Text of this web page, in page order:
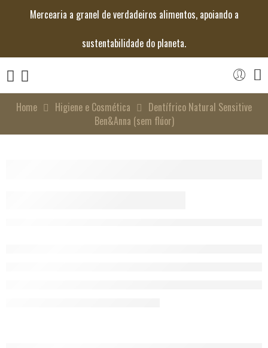
Mercearia a granel de verdadeiros alimentos, apoiando a
sustentabilidade do planeta.
Home Higiene e Cosmética
Dentífrico Natural Sensitive
Ben&Anna (sem flúor)